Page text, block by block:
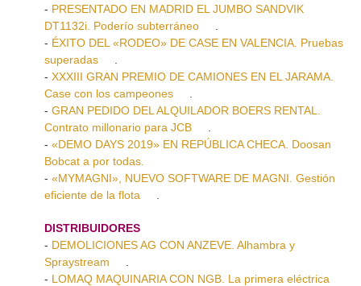
- PRESENTADO EN MADRID EL JUMBO SANDVIK
DT1132i. Poderío subterráneo
- ÉXITO DEL «RODEO» DE CASE EN VALENCIA. Pruebas
superadas
- XXXIII GRAN PREMIO DE CAMIONES EN EL JARAMA.
Case con los campeones
- GRAN PEDIDO DEL ALQUILADOR BOERS RENTAL.
Contrato millonario para JCB
- «DEMO DAYS 2019» EN REPÚBLICA CHECA. Doosan
Bobcat a por todas.
- «MYMAGNI», NUEVO SOFTWARE DE MAGNI. Gestión
eficiente de la flota
DISTRIBUIDORES
- DEMOLICIONES AG CON ANZEVE. Alhambra y
Spraystream
- LOMAQ MAQUINARIA CON NGB. La primera eléctrica